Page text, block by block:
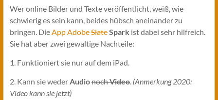
Wer online Bilder und Texte veröffentlicht, weiß, wie
schwierig es sein kann, beides hübsch aneinander zu
bringen. DieApp AdobeSlateSpark ist dabei sehr hilfreich.
Sie hat aber zwei gewaltige Nachteile:
1. Funktioniert sie nur auf dem iPad.
2. Kann sie wederAudionochVideo.(Anmerkung 2020:
Video kann sie jetzt)